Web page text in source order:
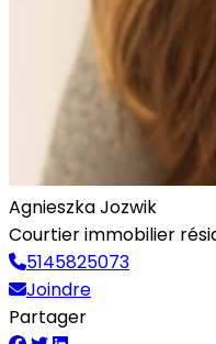
Agnieszka Jozwik
Courtier immobilier
5145825073
Joindre
Partager